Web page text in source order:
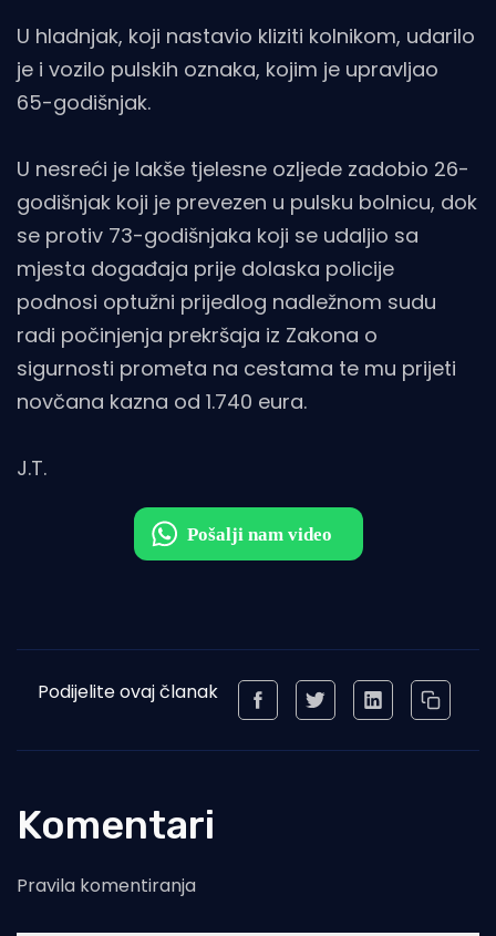
U hladnjak, koji nastavio kliziti kolnikom, udarilo
je i vozilo pulskih oznaka, kojim je upravljao
65-godišnjak.
U nesreći je lakše tjelesne ozljede zadobio 26-
godišnjak koji je prevezen u pulsku bolnicu, dok
se protiv 73-godišnjaka koji se udaljio sa
mjesta događaja prije dolaska policije
podnosi optužni prijedlog nadležnom sudu
radi počinjenja prekršaja iz Zakona o
sigurnosti prometa na cestama te mu prijeti
novčana kazna od 1.740 eura.
J.T.
Podijelite ovaj članak
Komentari
Pravila komentiranja